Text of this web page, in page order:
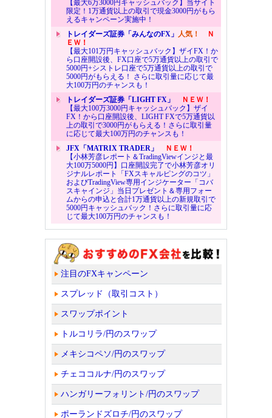
【最大6万3000円キャッシュバック】当サイト
限定！1万通貨以上の取引で現金3000円がもら
えるキャンペーン実施中！
トレイダーズ証券「みんなのFX」 人気！
Ｎ
ＥＷ！
【最大101万円キャッシュバック】ザイFX！か
ら口座開設後、FX口座で5万通貨以上の取引で
5000円+シストレ口座で5万通貨以上の取引で
5000円がもらえる！ さらに取引量に応じて最
大100万円のチャンスも！
トレイダーズ証券「LIGHT FX」
ＮＥＷ！
【最大100万3000円キャッシュバック】ザイ
FX！から口座開設後、LIGHT FXで5万通貨以
上の取引で3000円がもらえる！さらに取引量
に応じて最大100万円のチャンスも！
JFX「MATRIX TRADER」
ＮＥＷ！
【小林芳彦レポート＆TradingViewインジと最
大100万5000円】口座開設完了で小林芳彦オリ
ジナルレポート「FXスキャルピングのコツ」
およびTradingView専用インジケーター「コバ
スキャインジ」当日プレゼント＆専用フォー
ムからの申込と合計1万通貨以上の新規取引で
5000円キャッシュバック！さらに取引量に応
じて最大100万円のチャンスも！
注目のFXキャンペーン
スプレッド（取引コスト）
スワップポイント
トルコリラ/円のスワップ
メキシコペソ/円のスワップ
チェココルナ/円のスワップ
ハンガリーフォリント/円のスワップ
ポーランドズロチ/円のスワップ